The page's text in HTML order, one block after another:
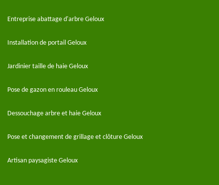
Entreprise abattage d'arbre Geloux
Installation de portail Geloux
Jardinier taille de haie Geloux
Pose de gazon en rouleau Geloux
Dessouchage arbre et haie Geloux
Pose et changement de grillage et clôture Geloux
Artisan paysagiste Geloux